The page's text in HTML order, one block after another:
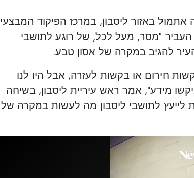
באזור ליסבון, במרכז הפיקוד המבצעי
העביר "מסר, מעל לכל, של רוגע לתושבי
להגיב במקרה של אסון טבע.
חירום או בקשות לעזרה, אבל היו לנו
מידע", אמר ראש עיריית ליסבון, בשיחה
לייעץ לתושבי ליסבון מה לעשות במקרה של